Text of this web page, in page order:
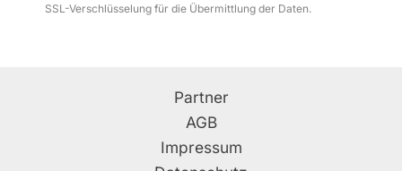
SSL-Verschlüsselung für die Übermittlung der Daten.
Partner
AGB
Impressum